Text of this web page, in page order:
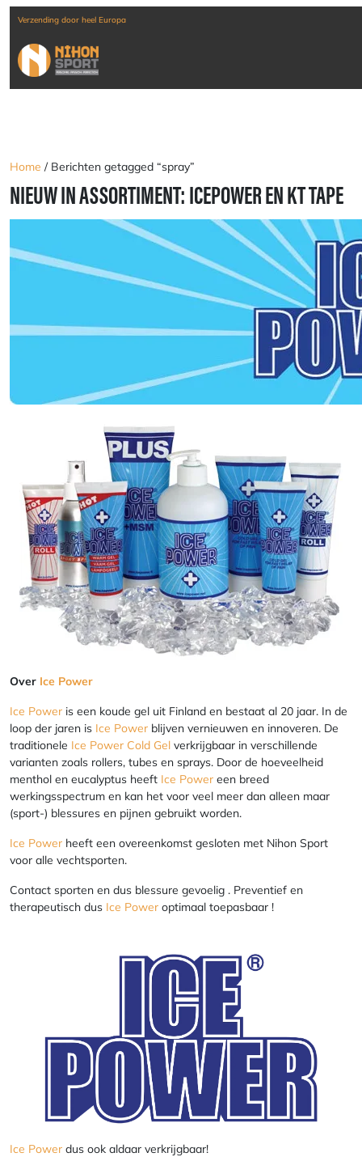
Verzending door heel Europa
Home / Berichten getagged “spray”
NIEUW IN ASSORTIMENT: ICEPOWER EN KT TAPE
Over Ice Power
Ice Power is een koude gel uit Finland en bestaat al 20 jaar. In de
loop der jaren is Ice Power blijven vernieuwen en innoveren. De
traditionele Ice Power Cold Gel verkrijgbaar in verschillende
varianten zoals rollers, tubes en sprays. Door de hoeveelheid
menthol en eucalyptus heeft Ice Power een breed
werkingsspectrum en kan het voor veel meer dan alleen maar
(sport-) blessures en pijnen gebruikt worden.
Ice Power heeft een overeenkomst gesloten met ‪Nihon Sport
voor alle vechtsporten.
Contact sporten en dus blessure gevoelig . Preventief en
therapeutisch dus Ice Power optimaal toepasbaar !
Ice Power dus ook aldaar verkrijgbaar!